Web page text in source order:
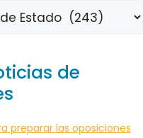
de
preparar las oposiciones